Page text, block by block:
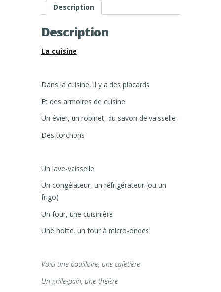
Description
Description
La cuisine
Dans la cuisine, il y a des placards
Et des armoires de cuisine
Un évier, un robinet, du savon de vaisselle
Des torchons
Un lave-vaisselle
Un congélateur, un réfrigérateur (ou un
frigo)
Un four, une cuisinière
Une hotte, un four à micro-ondes
Voici une bouilloire, une cafetière
Un grille-pain, une théière